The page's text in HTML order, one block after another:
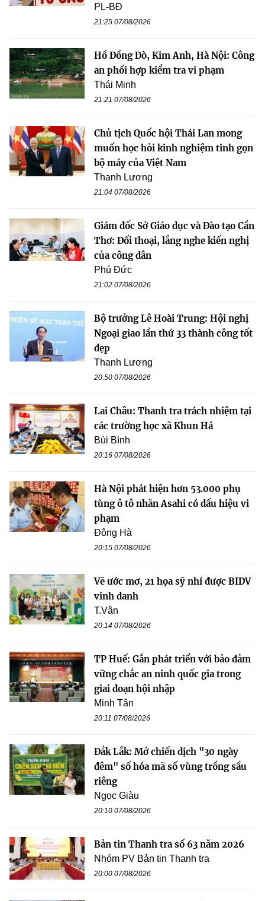
PL-BĐ
21:25 07/08/2026
Hồ Đồng Đò, Kim Anh, Hà Nội: Công
an phối hợp kiểm tra vi phạm
Thái Minh
21:21 07/08/2026
Chủ tịch Quốc hội Thái Lan mong
muốn học hỏi kinh nghiệm tinh gọn
bộ máy của Việt Nam
Thanh Lương
21:04 07/08/2026
Giám đốc Sở Giáo dục và Đào tạo Cần
Thơ: Đối thoại, lắng nghe kiến nghị
của công dân
Phú Đức
21:02 07/08/2026
Bộ trưởng Lê Hoài Trung: Hội nghị
Ngoại giao lần thứ 33 thành công tốt
đẹp
Thanh Lương
20:50 07/08/2026
Lai Châu: Thanh tra trách nhiệm tại
các trường học xã Khun Há
Bùi Bình
20:16 07/08/2026
Hà Nội phát hiện hơn 53.000 phụ
tùng ô tô nhãn Asahi có dấu hiệu vi
phạm
Đông Hà
20:15 07/08/2026
Vẽ ước mơ, 21 họa sỹ nhí được BIDV
vinh danh
T.Vân
20:14 07/08/2026
TP Huế: Gắn phát triển với bảo đảm
vững chắc an ninh quốc gia trong
giai đoạn hội nhập
Minh Tân
20:11 07/08/2026
Đắk Lắk: Mở chiến dịch "30 ngày
đêm" số hóa mã số vùng trồng sầu
riêng
Ngọc Giàu
20:10 07/08/2026
Bản tin Thanh tra số 63 năm 2026
Nhóm PV Bản tin Thanh tra
20:00 07/08/2026